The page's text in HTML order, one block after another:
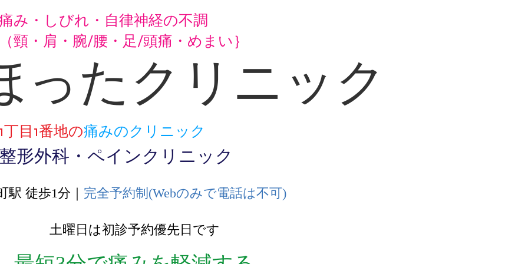
み・しびれ・自律神経の不調
頸・肩・腕/腰・足/頭痛・めまい｝
ったクリニック
丁目1番地の痛みのクリニック
形外科・ペインクリニック
駅 徒歩1分｜ 完全予約制(Webのみで電話は不可)
土曜日は初診予約優先日です